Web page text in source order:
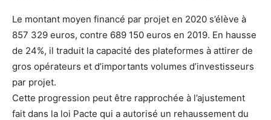
Le montant moyen financé par projet en 2020 s’élève à
857 329 euros, contre 689 150 euros en 2019. En hausse
de 24%, il traduit la capacité des plateformes à attirer de
gros opérateurs et d’importants volumes d’investisseurs
par projet.
Cette progression peut être rapprochée à l’ajustement
fait dans la loi Pacte qui a autorisé un rehaussement du